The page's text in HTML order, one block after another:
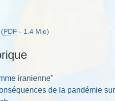
(PDF - 1.4 Mio)
iranienne"
de la pandémie